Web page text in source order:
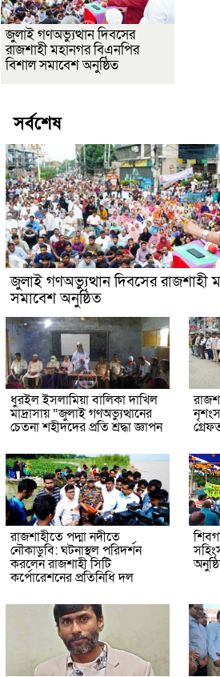
জুলাই গণঅভ্যুত্থান দিবসের
রাজশাহী মহানগর বিএনপির
বিশাল সমাবেশ অনুষ্ঠিত
সর্বশেষ
জুলাই গণঅভ্যুত্থান দিবসের রাজশাহী
সমাবেশ অনুষ্ঠিত
ধুরইল ইসলামিয়া বালিকা দাখিল
মাদ্রাসায় “জুলাই গণঅভ্যুত্থানের
চেতনা শহীদদের প্রতি শ্রদ্ধা জ্ঞাপন
নৃশংস
রাজশাহীতে পদ্মা নদীতে
নৌকাডুবি: ঘটনাস্থল পরিদর্শন
করলেন রাজশাহী সিটি
কর্পোরেশনের প্রতিনিধি দল